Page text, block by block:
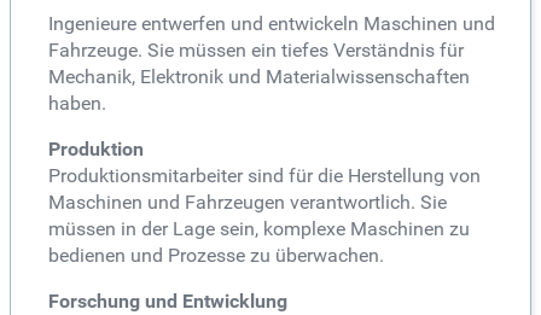
Ingenieure entwerfen und entwickeln Maschinen und
Fahrzeuge. Sie müssen ein tiefes Verständnis für
Mechanik, Elektronik und Materialwissenschaften
haben.
Produktion
Produktionsmitarbeiter sind für die Herstellung von
Maschinen und Fahrzeugen verantwortlich. Sie
müssen in der Lage sein, komplexe Maschinen zu
bedienen und Prozesse zu überwachen.
Forschung und Entwicklung